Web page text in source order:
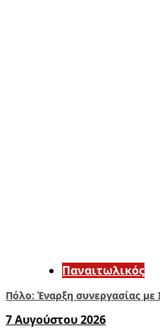
Παναιτωλικός
Πόλο: Έναρξη συνεργασίας
7 Αυγούστου 2026